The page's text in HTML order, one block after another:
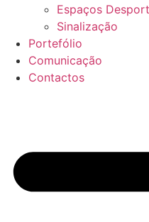
Espaços
Sinalização
Portefólio
Comunicação
Contactos